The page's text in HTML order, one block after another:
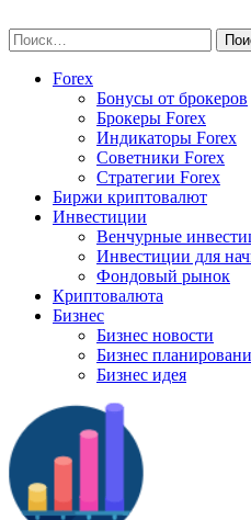
to
content
Найти:
Forex
Бонусы от брокеров
Брокеры Forex
Индикаторы Forex
Советники Forex
Стратегии Forex
Биржи криптовалют
Инвестиции
Венчурные
Инвестиции для
Фондовый рынок
Криптовалюта
Бизнес
Бизнес новости
Бизнес
Бизнес идея